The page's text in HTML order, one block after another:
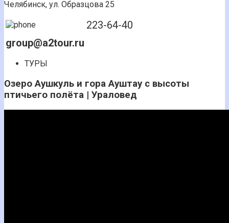
Челябинск, ул. Образцова 25
223-64-40
group@a2tour.ru
ТУРЫ
Озеро Аушкуль и гора Ауштау с высоты
птичьего полёта | Ураловед